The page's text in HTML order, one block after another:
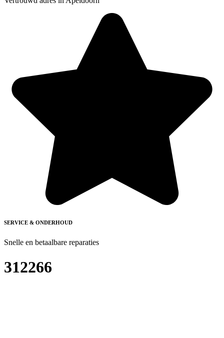
SERVICE & ONDERHOUD
Snelle en betaalbare reparaties
312266